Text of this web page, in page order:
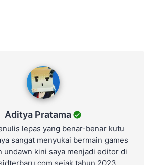
Aditya Pratama
lepas yang benar-benar kutu
sangat menyukai bermain games
undawn kini saya menjadi editor di